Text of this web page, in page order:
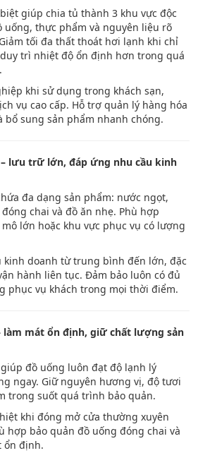
giúp chia tủ thành 3 khu vực độc
uống, thực phẩm và nguyên liệu rõ
tối đa thất thoát hơi lạnh khi chỉ
trì nhiệt độ ổn định hơn trong quá
khi sử dụng trong khách sạn,
vụ cao cấp. Hỗ trợ quản lý hàng hóa
bổ sung sản phẩm nhanh chóng.
lưu trữ lớn, đáp ứng nhu cầu kinh
đa dạng sản phẩm: nước ngọt,
chai và đồ ăn nhẹ. Phù hợp
lớn hoặc khu vực phục vụ có lượng
kinh doanh từ trung bình đến lớn, đặc
hành liên tục. Đảm bảo luôn có đủ
phục vụ khách trong mọi thời điểm.
làm mát ổn định, giữ chất lượng sản
đồ uống luôn đạt độ lạnh lý
ngay. Giữ nguyên hương vị, độ tươi
trong suốt quá trình bảo quản.
khi đóng mở cửa thường xuyên
hợp bảo quản đồ uống đóng chai và
ổn định.